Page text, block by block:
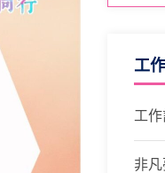
工
工作
非